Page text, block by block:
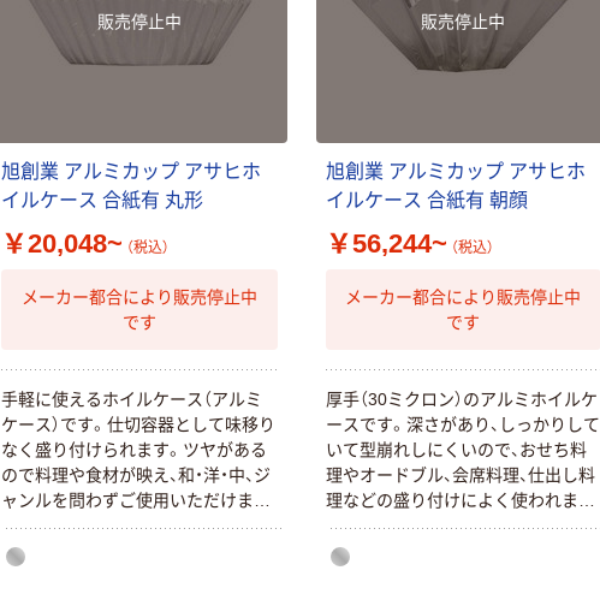
販売停止中
旭創業 アルミカップ アサヒホ
イルケース 合紙有 丸形
￥20,048~ （税込）
メーカー都合により販売停止中
です
手軽に使えるホイルケース（アルミ
ケース）です。仕切容器として味移り
なく盛り付けられます。ツヤがある
ので料理や食材が映え、和・洋・中、ジ
ャンルを問わずご使用いただけま
す。弁当、総菜以外にも、製菓、製パン
などでもご利用いただけます。1枚1
販売停止中
旭創業 アルミカップ アサヒホ
イルケース 合紙有 朝顔
￥56,244~ （税込）
メーカー都合により販売停止中
です
厚手（30ミクロン）のアルミホイルケ
ースです。深さがあり、しっかりして
いて型崩れしにくいので、おせち料
理やオードブル、会席料理、仕出し料
理などの盛り付けによく使われま
す。見た目が上品で、おかずカップと
して以外に和菓子など幅広くご利用